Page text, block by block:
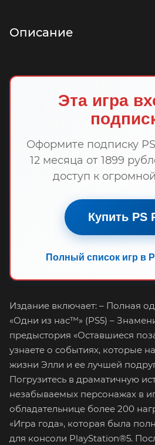
Описание
Эта игра
Оформите подписку
12 месяца от 1899
доступ к
Купить PS
Полный список игр в
Издание включает: – Полная
«Одни из нас™» (PS5) –
предыстория «Оставшиеся
узнаете о событиях, которые
жизни Элли и ее лучшей
Погрузитесь в драматичную
незабываемых персонажах в
обладательнице более 200
«Игра года», которая была
для консоли PlayStation®5.